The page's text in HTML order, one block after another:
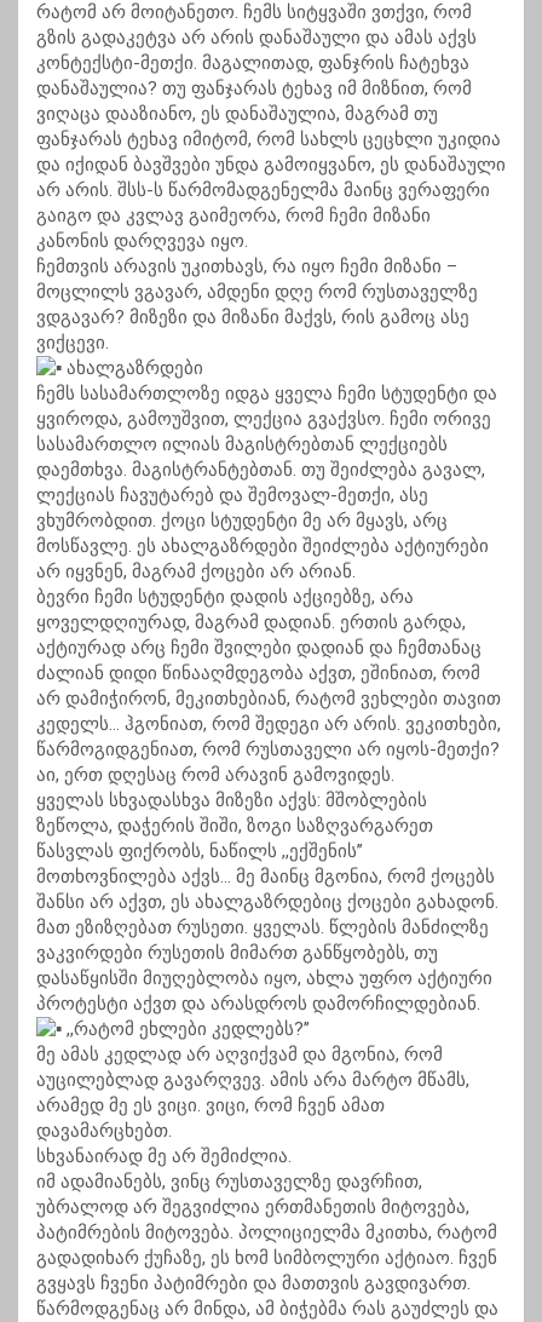
რატომ არ მოიტანეთო. ჩემს სიტყვაში ვთქვი, რომ
გზის გადაკეტვა არ არის დანაშაული და ამას აქვს
კონტექსტი-მეთქი. მაგალითად, ფანჯრის ჩატეხვა
დანაშაულია? თუ ფანჯარას ტეხავ იმ მიზნით, რომ
ვიღაცა დააზიანო, ეს დანაშაულია, მაგრამ თუ
ფანჯარას ტეხავ იმიტომ, რომ სახლს ცეცხლი უკიდია
და იქიდან ბავშვები უნდა გამოიყვანო, ეს დანაშაული
არ არის. შსს-ს წარმომადგენელმა მაინც ვერაფერი
გაიგო და კვლავ გაიმეორა, რომ ჩემი მიზანი
კანონის დარღვევა იყო.
ჩემთვის არავის უკითხავს, რა იყო ჩემი მიზანი –
მოცლილს ვგავარ, ამდენი დღე რომ რუსთაველზე
ვდგავარ? მიზეზი და მიზანი მაქვს, რის გამოც ასე
ვიქცევი.
ახალგაზრდები
ჩემს სასამართლოზე იდგა ყველა ჩემი სტუდენტი და
ყვიროდა, გამოუშვით, ლექცია გვაქვსო. ჩემი ორივე
სასამართლო ილიას მაგისტრებთან ლექციებს
დაემთხვა. მაგისტრანტებთან. თუ შეიძლება გავალ,
ლექციას ჩავუტარებ და შემოვალ-მეთქი, ასე
ვხუმრობდით. ქოცი სტუდენტი მე არ მყავს, არც
მოსწავლე. ეს ახალგაზრდები შეიძლება აქტიურები
არ იყვნენ, მაგრამ ქოცები არ არიან.
ბევრი ჩემი სტუდენტი დადის აქციებზე, არა
ყოველდღიურად, მაგრამ დადიან. ერთის გარდა,
აქტიურად არც ჩემი შვილები დადიან და ჩემთანაც
ძალიან დიდი წინააღმდეგობა აქვთ, ეშინიათ, რომ
არ დამიჭირონ, მეკითხებიან, რატომ ვეხლები თავით
კედელს… ჰგონიათ, რომ შედეგი არ არის. ვეკითხები,
წარმოგიდგენიათ, რომ რუსთაველი არ იყოს-მეთქი?
აი, ერთ დღესაც რომ არავინ გამოვიდეს.
ყველას სხვადასხვა მიზეზი აქვს: მშობლების
ზეწოლა, დაჭერის შიში, ზოგი საზღვარგარეთ
წასვლას ფიქრობს, ნაწილს ,,ექშენის’’
მოთხოვნილება აქვს… მე მაინც მგონია, რომ ქოცებს
შანსი არ აქვთ, ეს ახალგაზრდებიც ქოცები გახადონ.
მათ ეზიზღებათ რუსეთი. ყველას. წლების მანძილზე
ვაკვირდები რუსეთის მიმართ განწყობებს, თუ
დასაწყისში მიუღებლობა იყო, ახლა უფრო აქტიური
პროტესტი აქვთ და არასდროს დამორჩილდებიან.
,,რატომ ეხლები კედლებს?’’
მე ამას კედლად არ აღვიქვამ და მგონია, რომ
აუცილებლად გავარღვევ. ამის არა მარტო მწამს,
არამედ მე ეს ვიცი. ვიცი, რომ ჩვენ ამათ
დავამარცხებთ.
სხვანაირად მე არ შემიძლია.
იმ ადამიანებს, ვინც რუსთაველზე დავრჩით,
უბრალოდ არ შეგვიძლია ერთმანეთის მიტოვება,
პატიმრების მიტოვება. პოლიციელმა მკითხა, რატომ
გადადიხარ ქუჩაზე, ეს ხომ სიმბოლური აქტიაო. ჩვენ
გვყავს ჩვენი პატიმრები და მათთვის გავდივართ.
წარმოდგენაც არ მინდა, ამ ბიჭებმა რას გაუძლეს და